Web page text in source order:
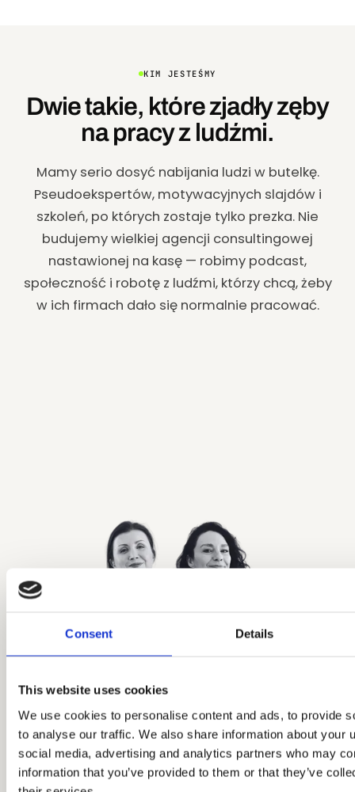
Consent Details
This website uses cookies
We use cookies to personalise content and ads, to provide
to analyse our traffic. We also share information about your
social media, advertising and analytics partners who may
information that you’ve provided to them or that they’ve
KIM JESTEŚMY
Dwie takie, które zjadły zęby
na pracy z ludźmi.
Mamy serio dosyć nabijania ludzi w butelkę.
Pseudoekspertów, motywacyjnych slajdów i
szkoleń, po których zostaje tylko prezka. Nie
budujemy wielkiej agencji consultingowej
nastawionej na kasę — robimy podcast,
społeczność i robotę z ludźmi, którzy chcą, żeby
w ich firmach dało się normalnie pracować.
Aleksandra
Kubicka
LUDZIE I PROCESY
Kasia Kempa
KOMUNIKACJA I POMYSŁY
Uruchamia